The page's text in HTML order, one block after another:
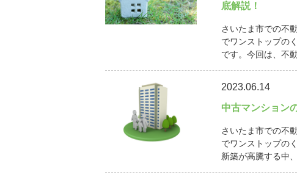
底解説！
さいたま市での不
でワンストップの
です。今回は、不
2023.06.14
中古マンション
さいたま市での不
でワンストップの
新築が高騰する中